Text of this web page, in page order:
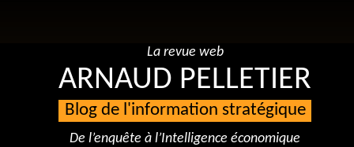
La revue web
ARNAUD PELLETIER
Blog de l'information stratégique
De l’enquête à l’Intelligence économique